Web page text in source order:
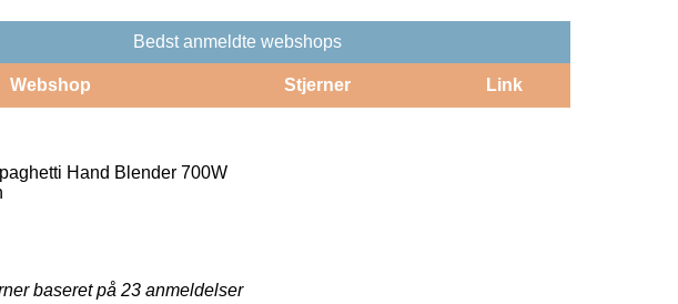
Bedst anmeldte webshops
Webshop Stjerner Link
Hand Blender 700W
baseret på 23 anmeldelser